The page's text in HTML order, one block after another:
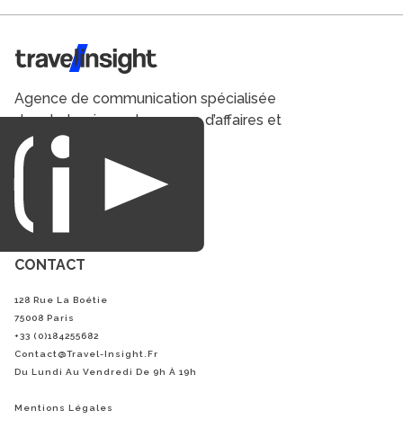
Travel Insight
Agence de communication spécialisée
dans le tourisme du voyage d’affaires et
du loisirs.
CONTACT
128 Rue La Boétie
75008 Paris
+33 (0)184255682
Contact@Travel-Insight.fr
Du Lundi Au Vendredi De 9h À 19h
Mentions Légales